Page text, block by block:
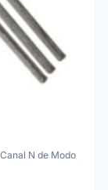
N de Modo